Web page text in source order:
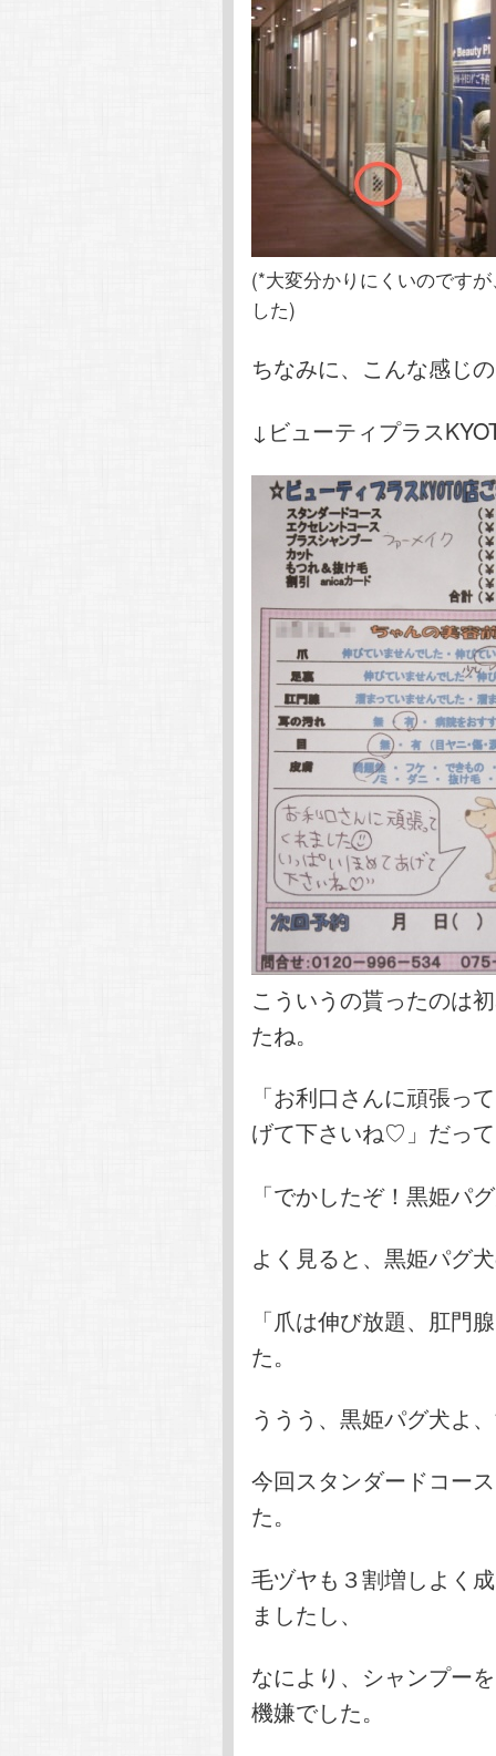
(*大変分かりにくいのです
した)
ちなみに、こんな感じ
↓ビューティプラス
こういうの貰ったのは
たね。
「お利口さんに頑張っ
げて下さいね♡」だっ
「でかしたぞ！黒姫パ
よく見ると、黒姫パグ
「爪は伸び放題、肛門
た。
ううう、黒姫パグ犬よ
今回スタンダードコー
た。
毛ヅヤも３割増しよく
ましたし、
なにより、シャンプー
機嫌でした。